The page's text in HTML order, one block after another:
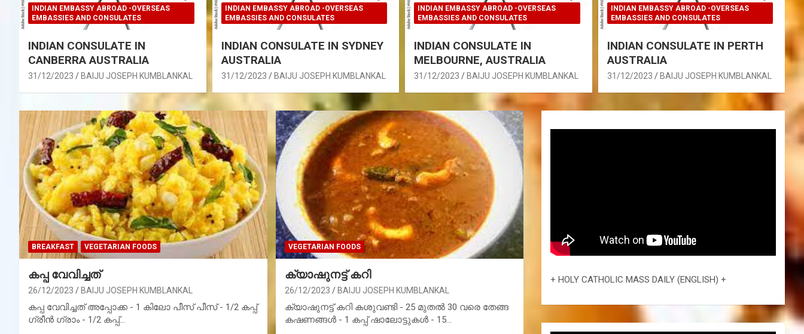
INDIAN EMBASSY ABROAD -OVERSEAS
EMBASSIES AND CONSULATES
INDIAN CONSULATE IN
CANBERRA AUSTRALIA
31/12/2023 BAIJU JOSEPH KUMBLANKAL
INDIAN EMBASSY ABROAD -OVERSEAS
EMBASSIES AND CONSULATES
INDIAN CONSULATE IN SYDNEY
AUSTRALIA
31/12/2023 BAIJU JOSEPH KUMBLANKAL
INDIAN EMBASSY ABROAD -OVERSEAS
EMBASSIES AND CONSULATES
INDIAN CONSULATE IN
MELBOURNE, AUSTRALIA
31/12/2023 BAIJU JOSEPH KUMBLANKAL
INDIAN EMBASSY ABROAD -OVERSEAS
EMBASSIES AND CONSULATES
INDIAN CONSULATE IN PERTH
AUSTRALIA
31/12/2023 BAIJU JOSEPH KUMBLANKAL
BREAKFAST VEGETARIAN FOODS
കപ്പ വേവിച്ചത്
26/12/2023 BAIJU JOSEPH KUMBLANKAL
കപ്പ വേവിച്ചത് അപ്പോക്ക - 1 കിലോ പീസ് പീസ് - 1/2 കപ്പ്
ഗ്രീൻ ഗ്രാം - 1/2 കപ്പ്…
VEGETARIAN FOODS
ക്യാഷുനട്ട് കറി
26/12/2023 BAIJU JOSEPH KUMBLANKAL
ക്യാഷുനട്ട് കറി കശുവണ്ടി - 25 മുതൽ 30 വരെ തേങ്ങ
കഷണങ്ങൾ - 1 കപ്പ് ഷാലോട്ടുകൾ - 15…
+ HOLY CATHOLIC MASS DAILY (ENGLISH) +